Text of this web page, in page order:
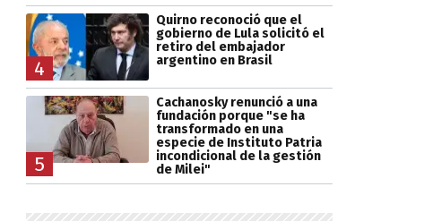
4
Quirno reconoció que el
gobierno de Lula solicitó el
retiro del embajador
argentino en Brasil
5
Cachanosky renunció a una
fundación porque "se ha
transformado en una
especie de Instituto Patria
incondicional de la gestión
de Milei"